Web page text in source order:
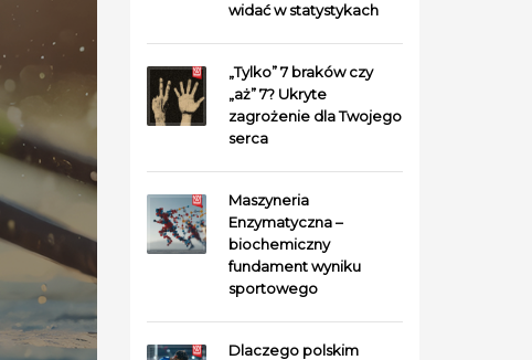
widać w statystykach
„Tylko” 7 braków czy
„aż” 7? Ukryte
zagrożenie dla Twojego
serca
Maszyneria
Enzymatyczna –
biochemiczny
fundament wyniku
sportowego
Dlaczego polskim